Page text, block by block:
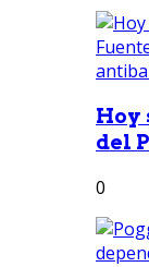
Hoy
del
0